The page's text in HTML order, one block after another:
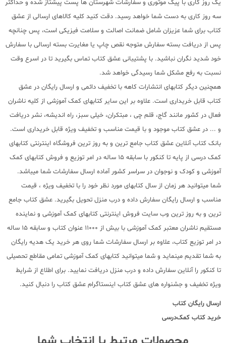
یک روز کاری با پیک موتوری و سفارشات شهرستان ها پست پیشتاز شده و حداکثر
سه روز کاری به دست شما خواهد رسید. دقت کنید کلیه کالاهای ارسالی از عشق
کتاب برای شما عزیزان شامل ضمانت اصالت و سلامت فیزیکی است، پس چنانچه
پس از دریافت بسته سفارش متوجه نقص چاپ یا مغایرت بسته ارسالی با سفارش
خود شدید نگران نباشید. با پشتیبانی عشق کتاب تماس بگیرید تا در اسرع وقت
نسبت به رفع مشکل شما رسیدگی خواهد شد.
همچنین دیگر کتابهای انتشارات کاهه با تخفیف دائمی و ارسال رایگان در عشق
کتاب قابل خریداری است. علاوه بر این سایر کتابهای کمک آموزشی از کلیه ناشران
فعال در کشور مانند گاج، قلم چی ، مبتکران، خیلی سبز، راه اندیشه، نشر دریافت
و ... در عشق کتاب موجود و با قیمت مناسب و تخفیف ویژه قابل خریداری است.
بانک کتاب آنلاین عشق کتاب جامع ترین و به روز ترین فروشگاه اینترنتی کتابهای
کمک درسی از پایه تا کنکور با سابقه 15 ساله در امر توزیع و فروش کتابهای کمک
آموزشی و کودک و نوجوان در سراسر کشور آماده ارسال سفارشات شما میباشد.
شما میتوانید هر زمان از سال کتابهای مورد نظر خود را با تخفیف ویژه ، قیمت
مناسب و ارسال رایگان سفارش داده و درب منزل تحویل بگیرید. عشق کتاب جامع
ترین و به روز ترین وب سایت فروش اینترنتی کتابهای کمک آموزشی و نماینده
مستقیم ناشران معتبر کمک آموزشی با بیش از 11000 عنوان کتاب و سابقه 15 ساله
در امر توزیع کتاب، علاوه بر ارسال سفارشات شما روی هر خرید یک هدیه رایگان
به شما تقدیم مینماید و شما میتوانید کتابهای کمک آموزشی تمامی مقاطع تحصیلی
تا کنکور را آنلاین سفارش داده و درب منزل دریافت نمایید. برای اطلاع از شرایط
ویژه تخفیف و جشنواره های عشق کتاب اینستاگرام عشق کتاب را دنبال کنید.
ارسال رایگان کتاب
خرید کتاب کمک‌درسی